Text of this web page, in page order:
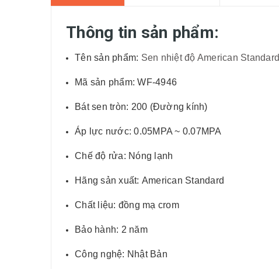
Thông tin sản phẩm:
Tên sản phẩm: Sen nhiệt độ American Standard
Mã sản phẩm: WF-4946
Bát sen tròn: 200 (Đường kính)
Áp lực nước: 0.05MPA ~ 0.07MPA
Chế độ rửa: Nóng lạnh
Hãng sản xuất: American Standard
Chất liệu: đồng mạ crom
Bảo hành: 2 năm
Công nghệ: Nhật Bản